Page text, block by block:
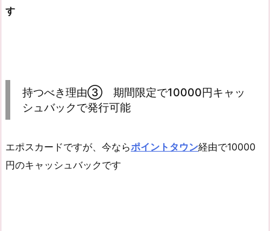
す
持つべき理由③ 期間限定で10000円キャッ
シュバックで発行可能
エポスカードですが、今ならポイントタウン経由で10000
円のキャッシュバックです